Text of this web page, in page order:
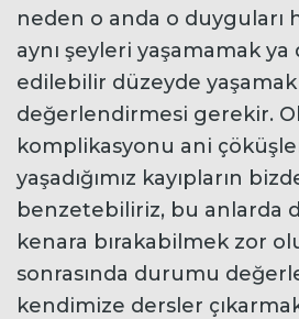
neden o anda o duyguları
aynı şeyleri yaşamamak
edilebilir düzeyde
değerlendirmesi gerekir.
komplikasyonu ani
yaşadığımız kayıpların
benzetebiliriz, bu anlarda
kenara bırakabilmek zor
sonrasında durumu
kendimize dersler